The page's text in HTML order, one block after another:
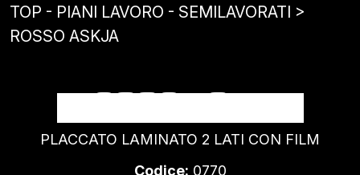
TOP - PIANI LAVORO - SEMILAVORATI >
ROSSO ASKJA
ROSSO ASKJA
PLACCATO LAMINATO 2 LATI CON FILM
Codice: 0770